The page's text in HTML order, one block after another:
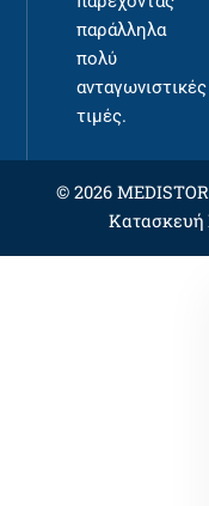
παράλληλα
πολύ
ανταγωνιστικές
τιμές.
© 2026
Κατασκευή